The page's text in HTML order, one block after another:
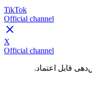
TikTok
Official channel
X
Official channel
قابل اعتماد.